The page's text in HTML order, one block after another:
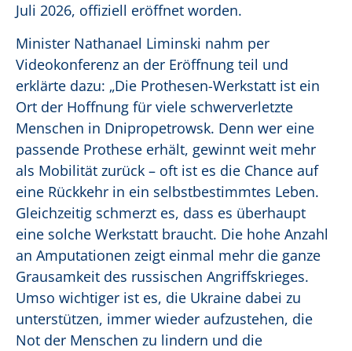
Juli 2026, offiziell eröffnet worden.
Minister Nathanael Liminski nahm per
Videokonferenz an der Eröffnung teil und
erklärte dazu: „Die Prothesen-Werkstatt ist ein
Ort der Hoffnung für viele schwerverletzte
Menschen in Dnipropetrowsk. Denn wer eine
passende Prothese erhält, gewinnt weit mehr
als Mobilität zurück – oft ist es die Chance auf
eine Rückkehr in ein selbstbestimmtes Leben.
Gleichzeitig schmerzt es, dass es überhaupt
eine solche Werkstatt braucht. Die hohe Anzahl
an Amputationen zeigt einmal mehr die ganze
Grausamkeit des russischen Angriffskrieges.
Umso wichtiger ist es, die Ukraine dabei zu
unterstützen, immer wieder aufzustehen, die
Not der Menschen zu lindern und die